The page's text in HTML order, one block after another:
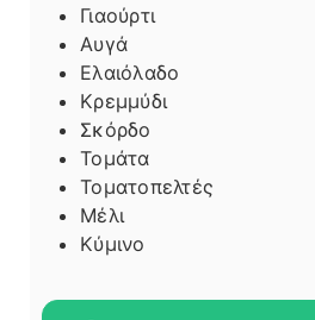
Γιαούρτι
Αυγά
Ελαιόλαδο
Κρεμμύδι
Σκόρδο
Τομάτα
Τοματοπελτές
Μέλι
Κύμινο